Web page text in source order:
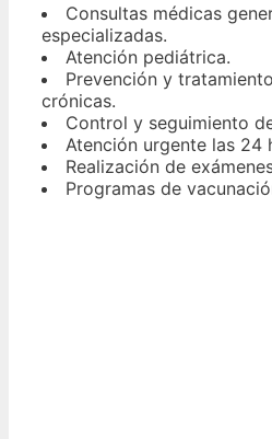
Consultas médicas
especializadas.
Atención pediátrica.
Prevención y
crónicas.
Control y seguimiento
Atención urgente las 24
Realización de
Programas de